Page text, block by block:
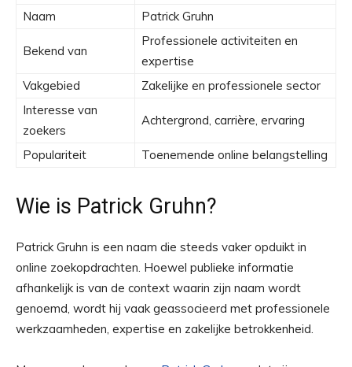
Naam
Patrick Gruhn
Bekend van
Professionele activiteiten en
expertise
Vakgebied
Zakelijke en professionele sector
Interesse van
zoekers
Achtergrond, carrière, ervaring
Populariteit Toenemende online belangstelling
Wie is Patrick Gruhn?
Patrick Gruhn is een naam die steeds vaker opduikt in
online zoekopdrachten. Hoewel publieke informatie
afhankelijk is van de context waarin zijn naam wordt
genoemd, wordt hij vaak geassocieerd met professionele
werkzaamheden, expertise en zakelijke betrokkenheid.